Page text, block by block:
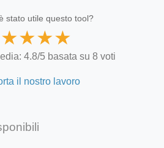
stato utile questo tool?
★★★★
4.8/5 basata su 8 voti
il nostro lavoro